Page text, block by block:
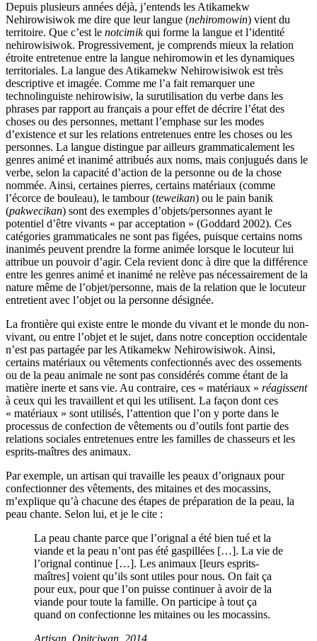
Depuis plusieurs années déjà, j’entends les Atikamekw
Nehirowisiwok me dire que leur langue (nehiromowin) vient du
territoire. Que c’est le notcimikqui forme la langue et l’identité
nehirowisiwok. Progressivement, je comprends mieux la relation
étroite entretenue entre la langue nehiromowin et les dynamiques
territoriales. La langue des Atikamekw Nehirowisiwok est très
descriptive et imagée. Comme me l’a fait remarquer une
technolinguiste nehirowisiw, la surutilisation du verbe dans les
phrases par rapport au français a pour effet de décrire l’état des
choses ou des personnes, mettant l’emphase sur les modes
d’existence et sur les relations entretenues entre les choses ou les
personnes. La langue distingue par ailleurs grammaticalement les
genres animé et inanimé attribués aux noms, mais conjugués dans le
verbe, selon la capacité d’action de la personne ou de la chose
nommée. Ainsi, certaines pierres, certains matériaux (comme
l’écorce de bouleau), le tambour (teweikan) ou le pain banik
(pakwecikan) sont des exemples d’objets/personnes ayant le
potentiel d’être vivants « par acceptation » (Goddard 2002). Ces
catégories grammaticales ne sont pas figées, puisque certains noms
inanimés peuvent prendre la forme animée lorsque le locuteur lui
attribue un pouvoir d’agir. Cela revient donc à dire que la différence
entre les genres animé et inanimé ne relève pas nécessairement de la
nature même de l’objet/personne, mais de la relation que le locuteur
entretient avec l’objet ou la personne désignée.
La frontière qui existe entre le monde du vivant et le monde du non-
vivant, ou entre l’objet et le sujet, dans notre conception occidentale
n’est pas partagée par les Atikamekw Nehirowisiwok. Ainsi,
certains matériaux ou vêtements confectionnés avec des ossements
ou de la peau animale ne sont pas considérés comme étant de la
matière inerte et sans vie. Au contraire, ces « matériaux » réagissent
à ceux qui les travaillent et qui les utilisent. La façon dont ces
« matériaux » sont utilisés, l’attention que l’on y porte dans le
processus de confection de vêtements ou d’outils font partie des
relations sociales entretenues entre les familles de chasseurs et les
esprits-maîtres des animaux.
Par exemple, un artisan qui travaille les peaux d’orignaux pour
confectionner des vêtements, des mitaines et des mocassins,
m’explique qu’à chacune des étapes de préparation de la peau, la
peau chante. Selon lui, et je le cite :
La peau chante parce que l’orignal a été bien tué et la
viande et la peau n’ont pas été gaspillées […]. La vie de
l’orignal continue […]. Les animaux [leurs esprits-
maîtres] voient qu’ils sont utiles pour nous. On fait ça
pour eux, pour que l’on puisse continuer à avoir de la
viande pour toute la famille. On participe à tout ça
quand on confectionne les mitaines ou les mocassins.